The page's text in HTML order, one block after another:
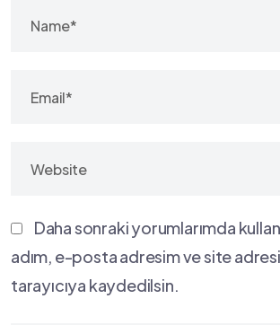
Daha sonraki yorumlarımda
adım, e-posta adresim ve site
tarayıcıya kaydedilsin.